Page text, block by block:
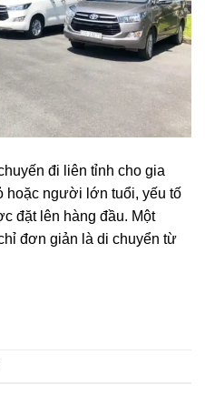
đi liên tỉnh cho gia
hoặc người lớn tuổi, yếu tố
đặt lên hàng đầu. Một
đơn giản là di chuyển từ